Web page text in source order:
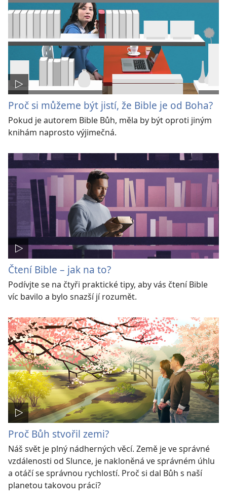
Proč si můžeme být jistí, že Bible je od Boha?
Pokud je autorem Bible Bůh, měla by být oproti jiným
knihám naprosto výjimečná.
Čtení Bible – jak na to?
Podívjte se na čtyři praktické tipy, aby vás čtení Bible
víc bavilo a bylo snazší jí rozumět.
Proč Bůh stvořil zemi?
Náš svět je plný nádherných věcí. Země je ve správné
vzdálenosti od Slunce, je nakloněná ve správném úhlu
a otáčí se správnou rychlostí. Proč si dal Bůh s naší
planetou takovou práci?